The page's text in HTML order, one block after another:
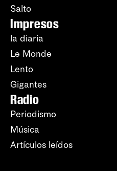
Salto
Impresos
la diaria
Le Monde
Lento
Gigantes
Radio
Periodismo
Música
Artículos leídos